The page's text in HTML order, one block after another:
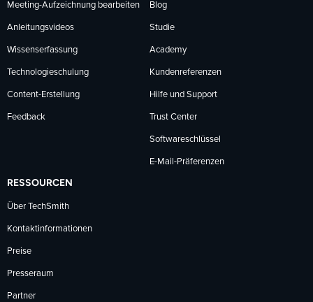
Meeting-Aufzeichnung bearbeiten
Anleitungsvideos
Wissenserfassung
Technologieschulung
Content-Erstellung
Feedback
Blog
Studie
Academy
Kundenreferenzen
Hilfe und Support
Trust Center
Softwareschlüssel
E-Mail-Präferenzen
RESSOURCEN
Über TechSmith
Kontaktinformationen
Preise
Presseraum
Partner